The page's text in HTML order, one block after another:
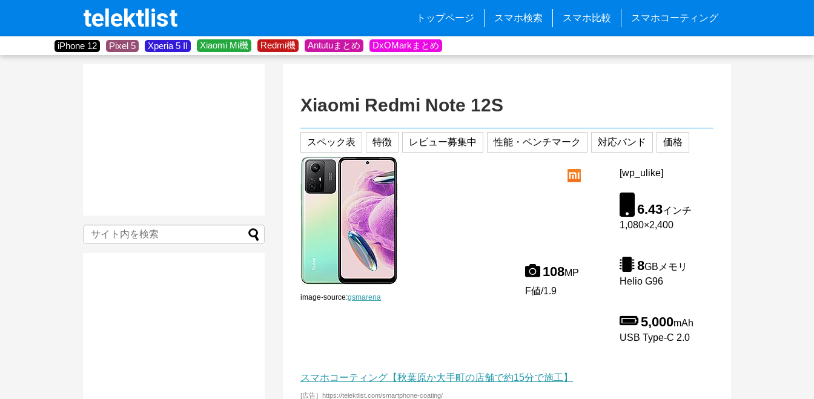
telektlist トップページ スマホ検索 スマホ比較 スマホコーティング
iPhone 12 Pixel 5 Xperia 5 II Xiaomi Mi機 Redmi機 Antutuまとめ DxOMarkまとめ
Xiaomi Redmi Note 12S
スペック表 特徴 レビュー募集中 性能・ベンチマーク 対応バンド 価格
image-source:gsmarena
[wp_ulike]
6.43インチ
1,080×2,400
108MP
F値/1.9
8GBメモリ
Helio G96
5,000mAh
USB Type-C 2.0
スマホコーティング【秋葉原か大手町の店舗で約15分で施工】
[広告］https://telektlist.com/smartphone-coating/